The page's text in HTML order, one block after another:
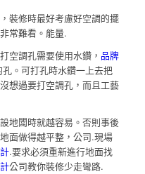
裝修時最好考慮好空調的擺
常難看。能量.
空調孔需要使用水鑽， 品牌
。可打孔時水鑽一上去把
想過要打空調孔，而且工藝
地闆時就越容易。否則事後
面做得越平整，公司.現場
.要求必須重新進行地面找
公司教你裝修少走彎路.